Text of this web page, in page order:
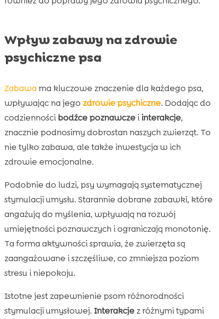
Wpływ zabawy na zdrowie
psychiczne psa
Zabawa ma kluczowe znaczenie dla każdego psa,
wpływając na jego zdrowie psychiczne. Dodając do
codzienności bodźce poznawczei interakcje,
znacznie podnosimy dobrostan naszych zwierząt. To
nie tylko zabawa, ale także inwestycja w ich
zdrowie emocjonalne.
Podobnie do ludzi, psy wymagają systematycznej
stymulacji umysłu. Starannie dobrane zabawki, które
angażują do myślenia, wpływają na rozwój
umiejętności poznawczych i ograniczają monotonię.
Ta forma aktywności sprawia, że zwierzęta są
zaangażowane i szczęśliwe, co zmniejsza poziom
stresu i niepokoju.
Istotne jest zapewnienie psom różnorodności
stymulacji umysłowej. Interakcjez różnymi typami